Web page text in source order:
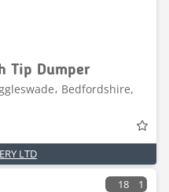
Tip Dumper
LTD
18 1